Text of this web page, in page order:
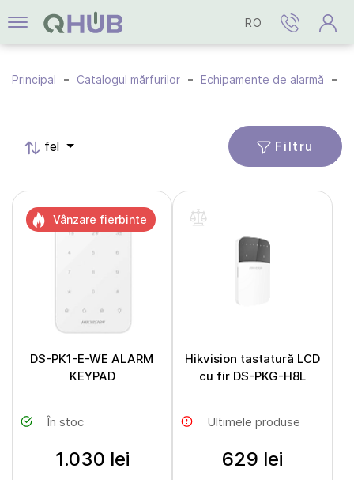
RO
Principal Catalogul mărfurilor Echipamente de alarmă
fel Filtru
DS-PK1-E-WE ALARM
KEYPAD
În stoc
1.030 lei
Vânzare fierbinte
Hikvision tastatură LCD
cu fir DS-PKG-H8L
Ultimele produse
629 lei